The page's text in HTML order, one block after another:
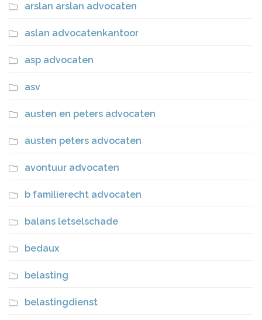
arslan arslan advocaten
aslan advocatenkantoor
asp advocaten
asv
austen en peters advocaten
austen peters advocaten
avontuur advocaten
b familierecht advocaten
balans letselschade
bedaux
belasting
belastingdienst